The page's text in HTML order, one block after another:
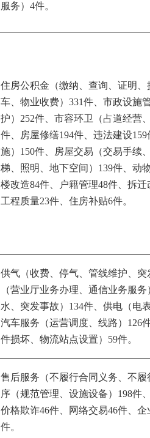
服务）4件。
住房公积金（缴纳、查询、证明、
车、物业收费）331件、市政设施
护） 252件、市容环卫（占道经营
件、房屋修缮194件、违法建设159
施） 150件、房屋交易（交易手续
梯、照明、地下空间） 139件、动
楼改造84件、户籍管理48件、拆迁
工程质量23件、住房补贴6件。
供气（收费、停气、管线维护、突
（营业厅业务办理、通信业务服务
水、突发事故） 134件、供电（电
汽车服务（运营调度、线路） 126
件损坏、物流站点设置） 59件。
售后服务（不履行合同义务、不履
序（规范管理、设施设备） 198件
价格欺诈46件、网络交易46件、企
件。